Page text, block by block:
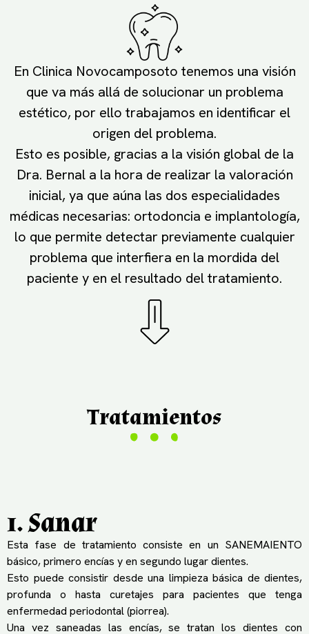
En Clinica Novocamposoto tenemos una visión
que va más allá de solucionar un problema
estético, por ello trabajamos en identificar el
origen del problema.
Esto es posible, gracias a la visión global de la
Dra. Bernal a la hora de realizar la valoración
inicial, ya que aúna las dos especialidades
médicas necesarias: ortodoncia e implantología,
lo que permite detectar previamente cualquier
problema que interfiera en la mordida del
paciente y en el resultado del tratamiento.
Tratamientos
1. Sanar
Esta fase de tratamiento consiste en un SANEMAIENTO
básico, primero encías y en segundo lugar dientes.
Esto puede consistir desde una limpieza básica de dientes,
profunda o hasta curetajes para pacientes que tenga
enfermedad periodontal (piorrea).
Una vez saneadas las encías, se tratan los dientes con